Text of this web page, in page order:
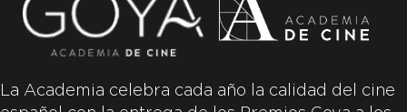
La Academia celebra cada año la calidad del cine